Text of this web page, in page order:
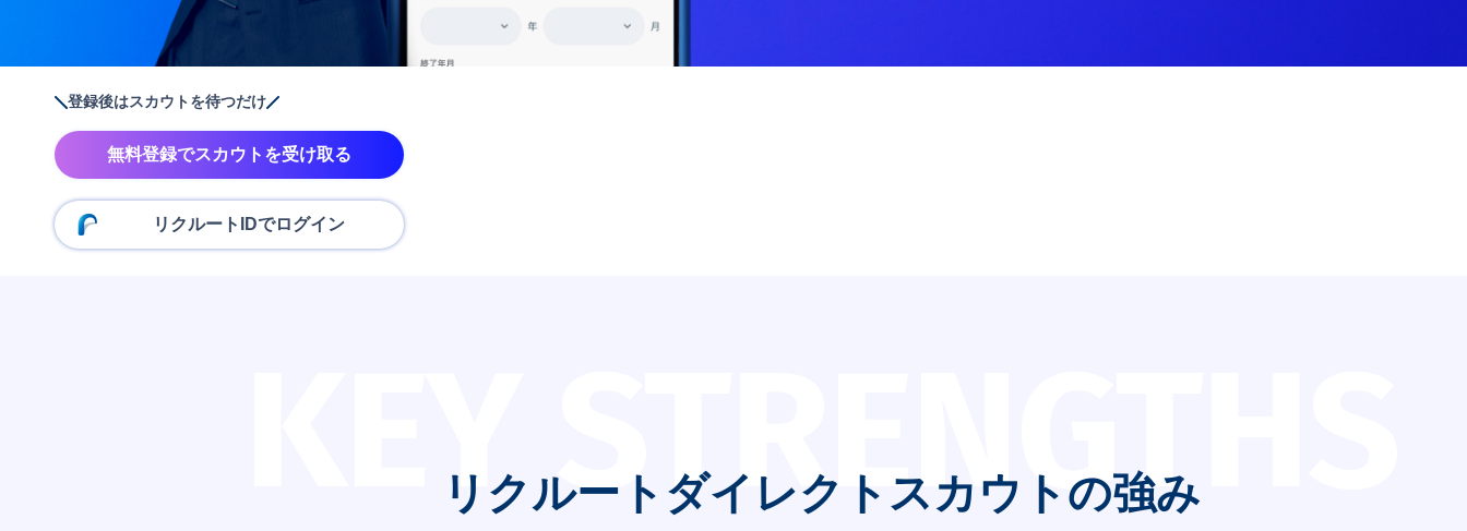
登録後はスカウトを待つだけ
無料登録でスカウトを受け取る
リクルートIDでログイン
KEY STRENGTHS
リクルートダイレクトスカウト の強み